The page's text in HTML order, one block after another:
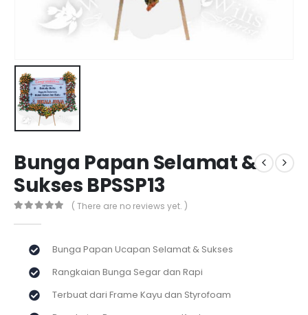
Bunga Papan Selamat &
Sukses BPSSP13
( There are no reviews yet. )
Bunga Papan Ucapan Selamat & Sukses
Rangkaian Bunga Segar dan Rapi
Terbuat dari Frame Kayu dan Styrofoam